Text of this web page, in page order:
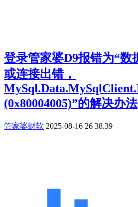
登录管家婆D9报错为“数
或连接出错，
(0x80004005)”的解决办法
管家婆财软 2025-08-16 26 38.39